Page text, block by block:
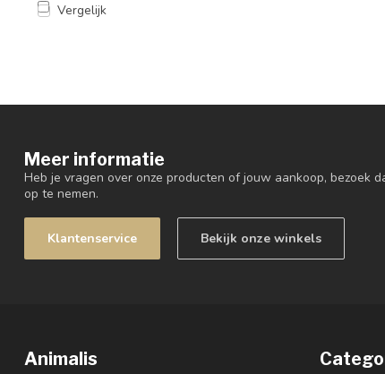
Vergelijk
Meer informatie
Heb je vragen over onze producten of jouw aankoop, bezoek
op te nemen.
Klantenservice Bekijk onze winkels
Animalis